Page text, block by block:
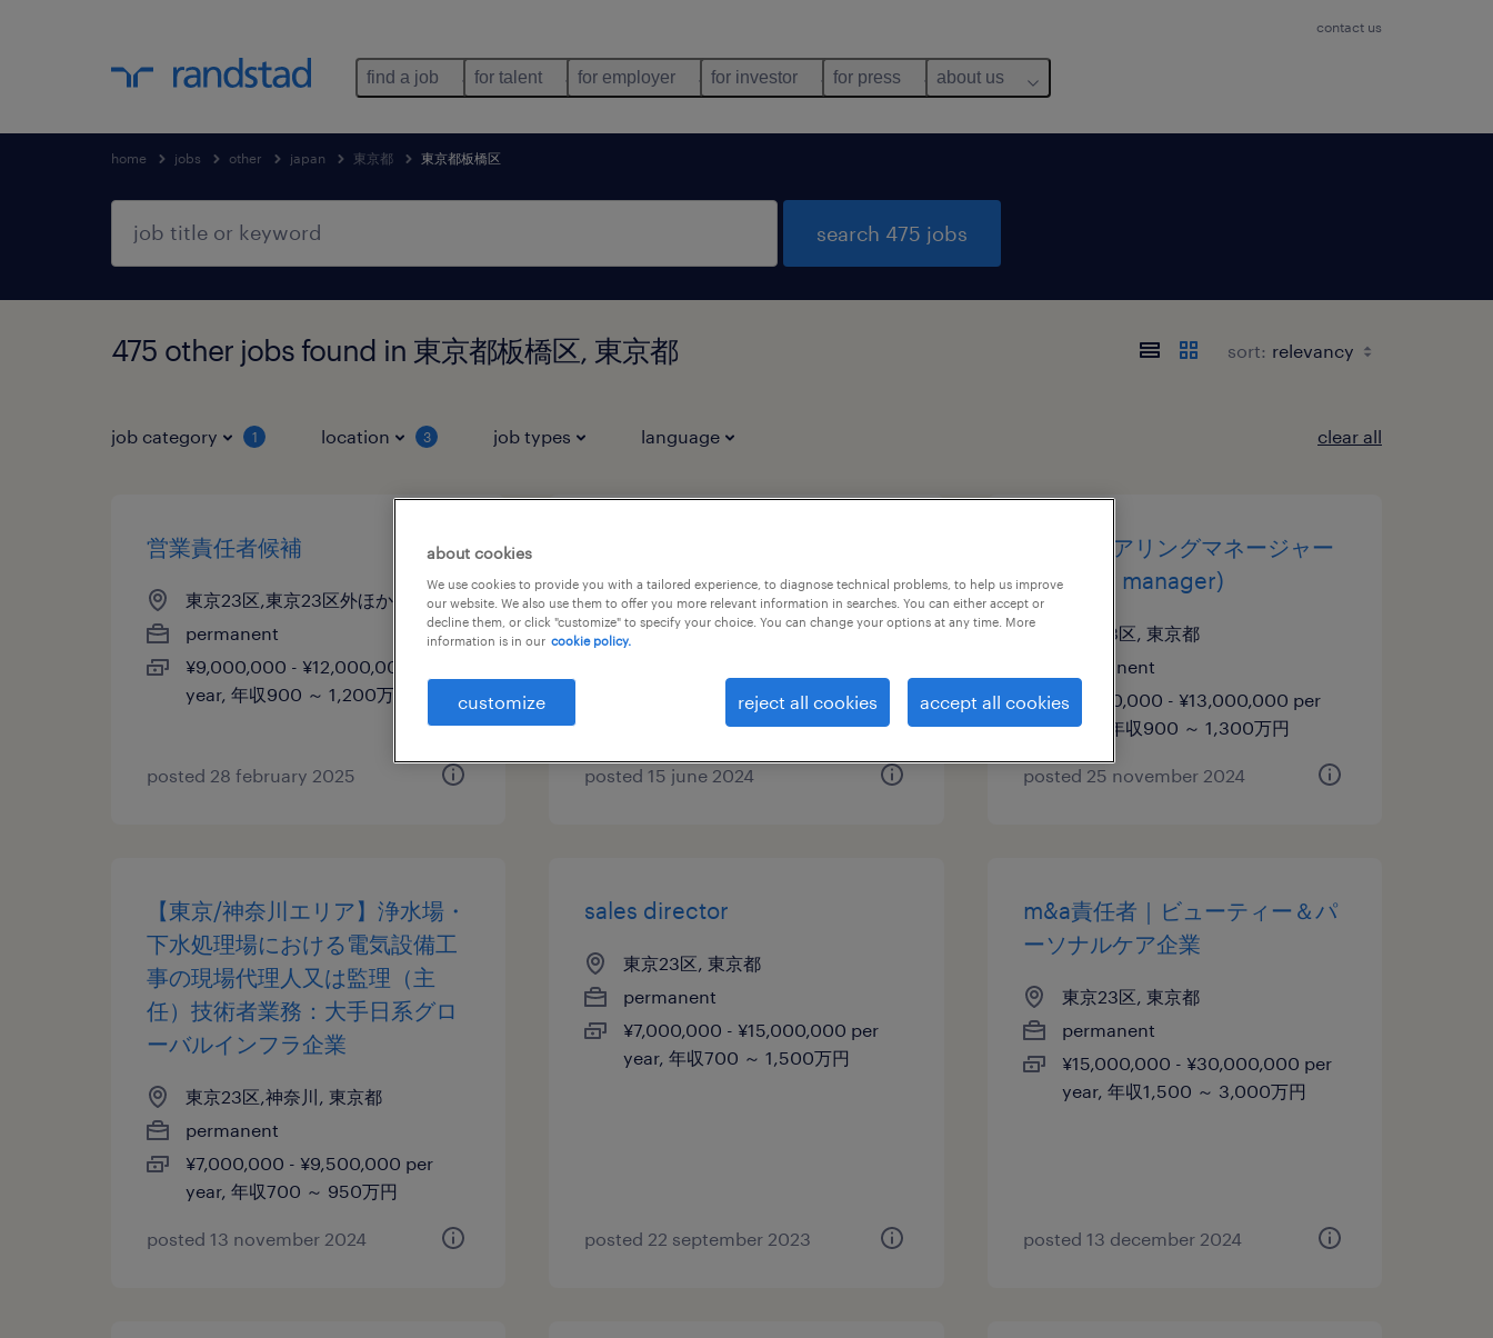
contact us
find a job for talent for employer for investor for press about us
home jobs other japan 東京都 東京都板橋区
search 475 jobs
475 other jobs found in 東京都板橋区, 東京都 sort:
job category 1 location 3 job types language clear all
営業責任者候補
東京23区,東京23区外ほか, 東京都
permanent
¥9,000,000 - ¥12,000,000 per
year, 年収900 ～ 1,200万円
posted 28 february 2025
東京23区, 東京都
permanent
year, 年収1,000 ～ 1,500万円
posted 15 june 2024
エンジニアリングマネージャー
(delivery manager)
東京23区, 東京都
permanent
¥9,000,000 - ¥13,000,000 per
year, 年収900 ～ 1,300万円
posted 25 november 2024
【東京/神奈川エリア】浄水場・
下水処理場における電気設備工
事の現場代理人又は監理（主
任）技術者業務：大手日系グロ
ーバルインフラ企業
東京23区,神奈川, 東京都
permanent
¥7,000,000 - ¥9,500,000 per
year, 年収700 ～ 950万円
posted 13 november 2024
sales director
東京23区, 東京都
permanent
¥7,000,000 - ¥15,000,000 per
year, 年収700 ～ 1,500万円
posted 22 september 2023
m&a責任者｜ビューティー＆パ
ーソナルケア企業
東京23区, 東京都
permanent
¥15,000,000 - ¥30,000,000 per
year, 年収1,500 ～ 3,000万円
posted 13 december 2024
about cookies
We use cookies to provide you with a tailored experience, to diagnose technical problems, to help us improve
our website. We also use them to offer you more relevant information in searches. You can either accept or
decline them, or click "customize" to specify your choice. You can change your options at any time. More
information is in our cookie policy.
customize reject all cookies accept all cookies